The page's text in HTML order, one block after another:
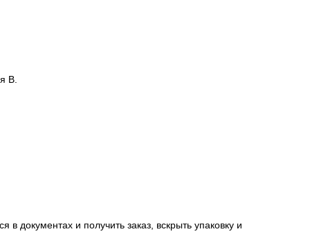
В.
в документах и получить заказ, вскрыть упаковку и